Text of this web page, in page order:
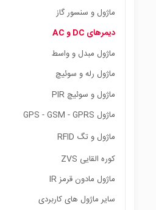
ماژول و سنسور گاز
دیمرهای DC و AC
ماژول مبدل و واسط
ماژول رله و سوئیچ
ماژول و سوئیچ PIR
ماژول GPS - GSM - GPRS
ماژول و تگ RFID
کوره القایی ZVS
ماژول مادون قرمز IR
سایر ماژول های کاربردی